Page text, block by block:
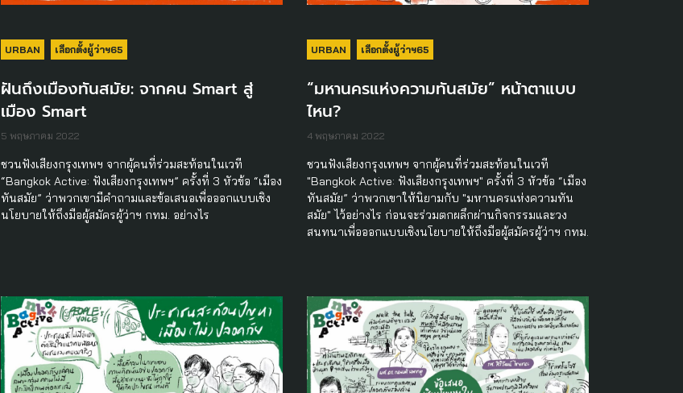
URBAN เลือกตั้งผู้ว่าฯ65
ฝันถึงเมืองทันสมัย: จากคน Smart สู่
เมือง Smart
5 พฤษภาคม 2022
ชวนฟังเสียงกรุงเทพฯ จากผู้คนที่ร่วมสะท้อนในเวที
“Bangkok Active: ฟังเสียงกรุงเทพฯ” ครั้งที่ 3 หัวข้อ “เมือง
ทันสมัย” ว่าพวกเขามีคำถามและข้อเสนอเพื่อออกแบบเชิง
นโยบายให้ถึงมือผู้สมัครผู้ว่าฯ กทม. อย่างไร
URBAN เลือกตั้งผู้ว่าฯ65
“มหานครแห่งความทันสมัย” หน้าตาแบบ
ไหน?
4 พฤษภาคม 2022
ชวนฟังเสียงกรุงเทพฯ จากผู้คนที่ร่วมสะท้อนในเวที
"Bangkok Active: ฟังเสียงกรุงเทพฯ" ครั้งที่ 3 หัวข้อ “เมือง
ทันสมัย” ว่าพวกเขาให้นิยามกับ "มหานครแห่งความทัน
สมัย" ไว้อย่างไร ก่อนจะร่วมตกผลึกผ่านกิจกรรมและวง
สนทนาเพื่อออกแบบเชิงนโยบายให้ถึงมือผู้สมัครผู้ว่าฯ กทม.